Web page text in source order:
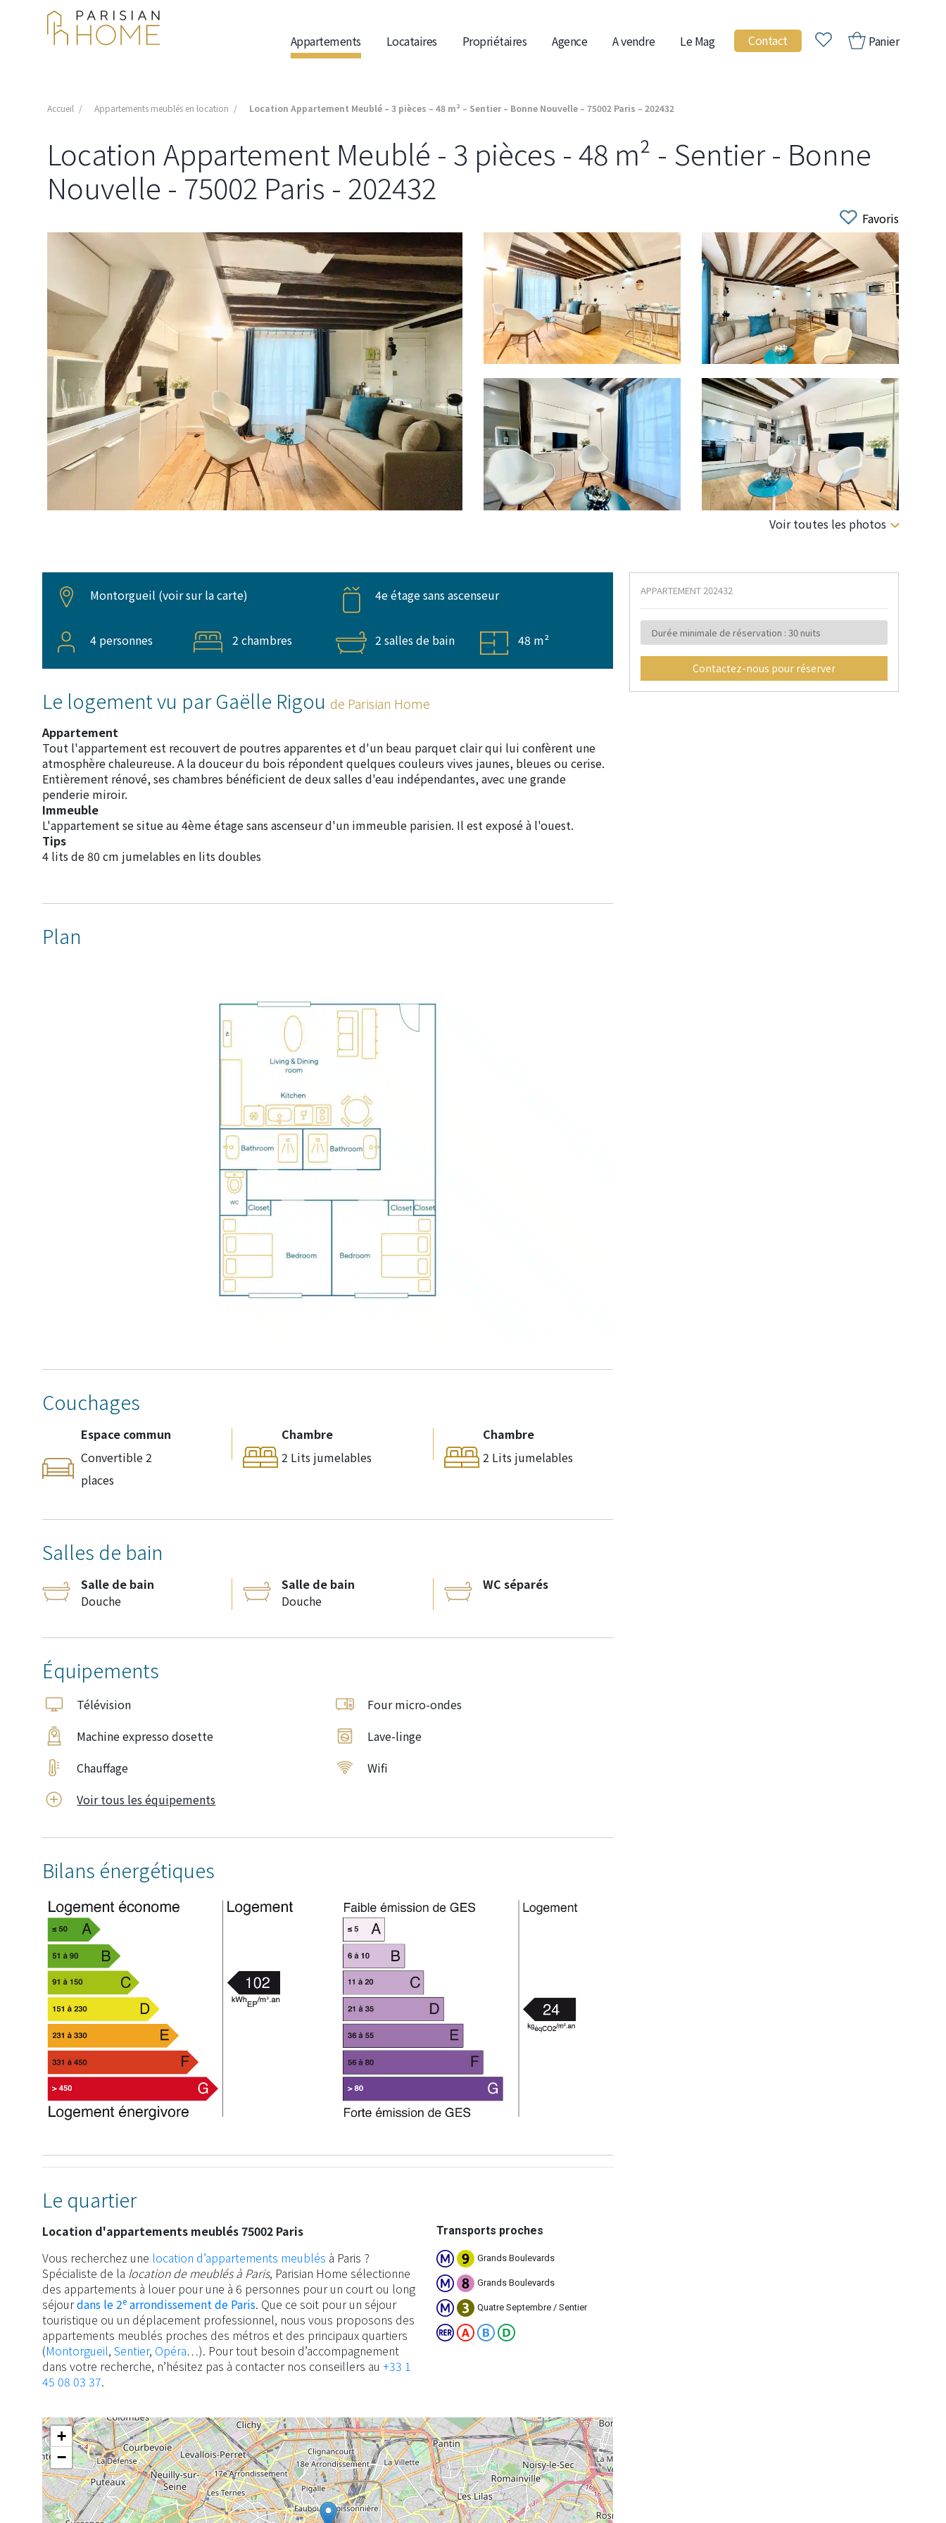
Appartements Locataires Propriétaires Agence A vendre Le Mag Contact Panier
Accueil Appartements meublés en location Location Appartement Meublé – 3 pièces – 48 m² – Sentier – Bonne Nouvelle – 75002 Paris – 202432
Location Appartement Meublé - 3 pièces - 48 m² - Sentier - Bonne
Nouvelle - 75002 Paris - 202432
Favoris
Voir toutes les photos
Montorgueil (voir sur la carte) 4e étage sans ascenseur
4 personnes 2 chambres 2 salles de bain 48 m²
Le logement vu par Gaëlle Rigou de Parisian Home
Appartement
Tout l'appartement est recouvert de poutres apparentes et d'un beau parquet clair qui lui confèrent une
atmosphère chaleureuse. A la douceur du bois répondent quelques couleurs vives jaunes, bleues ou cerise.
Entièrement rénové, ses chambres bénéficient de deux salles d'eau indépendantes, avec une grande
penderie miroir.
Immeuble
L'appartement se situe au 4ème étage sans ascenseur d'un immeuble parisien. Il est exposé à l'ouest.
Tips
4 lits de 80 cm jumelables en lits doubles
Plan
Couchages
Espace commun
Convertible 2
places
Chambre
2 Lits jumelables
Chambre
2 Lits jumelables
Salles de bain
Salle de bain
Douche
Salle de bain
Douche
WC séparés
Équipements
Télévision
Four micro-ondes
Machine expresso dosette
Lave-linge
Chauffage
Wifi
Voir tous les équipements
Bilans énergétiques
Le quartier
Location d'appartements meublés 75002 Paris
Vous recherchez une location d’appartements meublés à Paris ?
Spécialiste de la location de meublés à Paris, Parisian Home sélectionne
des appartements à louer pour une à 6 personnes pour un court ou long
séjourdans le 2e arrondissement de Paris. Que ce soit pour un séjour
touristique ou un déplacement professionnel, nous vous proposons des
appartements meublés proches des métros et des principaux quartiers
(Montorgueil, Sentier, Opéra…). Pour tout besoin d’accompagnement
dans votre recherche, n’hésitez pas à contacter nos conseillers au +33 1
45 08 03 37.
Transports proches
Grands Boulevards
Grands Boulevards
Quatre Septembre / Sentier
+
−
APPARTEMENT 202432
Durée minimale de réservation : 30 nuits
Contactez-nous pour réserver